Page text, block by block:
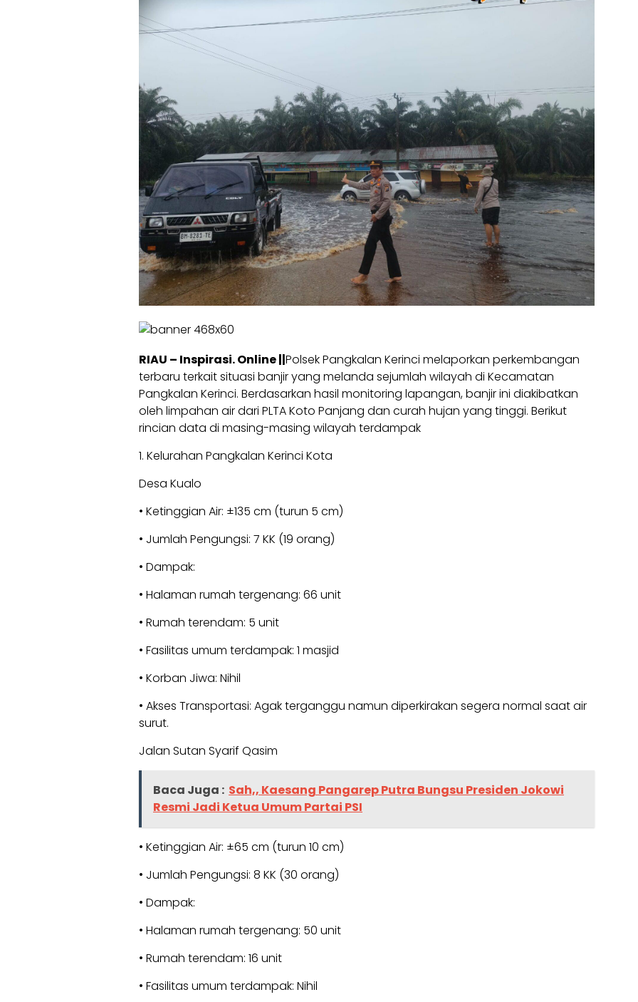
RIAU – Inspirasi. Online ||Polsek Pangkalan Kerinci melaporkan perkembangan
terbaru terkait situasi banjir yang melanda sejumlah wilayah di Kecamatan
Pangkalan Kerinci. Berdasarkan hasil monitoring lapangan, banjir ini diakibatkan
oleh limpahan air dari PLTA Koto Panjang dan curah hujan yang tinggi. Berikut
rincian data di masing-masing wilayah terdampak
1. Kelurahan Pangkalan Kerinci Kota
Desa Kualo
• Ketinggian Air: ±135 cm (turun 5 cm)
• Jumlah Pengungsi: 7 KK (19 orang)
• Dampak:
• Halaman rumah tergenang: 66 unit
• Rumah terendam: 5 unit
• Fasilitas umum terdampak: 1 masjid
• Korban Jiwa: Nihil
• Akses Transportasi: Agak terganggu namun diperkirakan segera normal saat air
surut.
Jalan Sutan Syarif Qasim
Baca Juga : Sah,, Kaesang Pangarep Putra Bungsu Presiden Jokowi
Resmi Jadi Ketua Umum Partai PSI
• Ketinggian Air: ±65 cm (turun 10 cm)
• Jumlah Pengungsi: 8 KK (30 orang)
• Dampak:
• Halaman rumah tergenang: 50 unit
• Rumah terendam: 16 unit
• Fasilitas umum terdampak: Nihil